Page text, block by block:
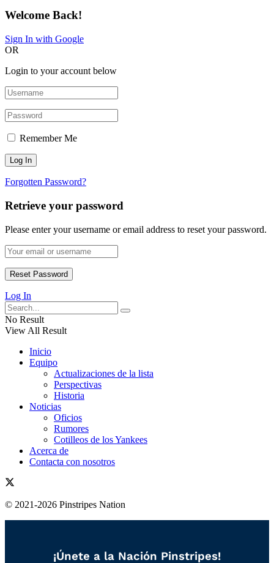
Welcome Back!
Sign In with Google
OR
Login to your account below
Remember Me
Forgotten Password?
Retrieve your password
Please enter your username or email address to reset your password.
Log In
No Result
View All Result
Inicio
Equipo
Actualizaciones de la lista
Perspectivas
Historia
Noticias
Oficios
Rumores
Cotilleos de los Yankees
Acerca de
Contacta con nosotros
© 2021-2026 Pinstripes Nation
¡Únete a la Nación Pinstripes!